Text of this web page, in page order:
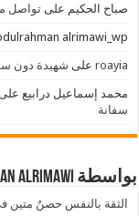
صباح الحكيم علىتواصل
alrimawi_wp
roayia على شهيدة دون
محمد إسماعيل درابيع على
سفانة
بواسطة Abdulrahman AlRimawi
الثقة بالنفس حصنٌ متين